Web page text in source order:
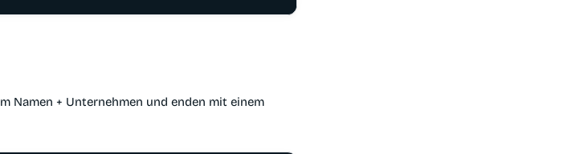
Namen + Unternehmen und enden mit einem